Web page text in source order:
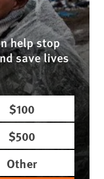
help stop
save lives
$100
$500
Other